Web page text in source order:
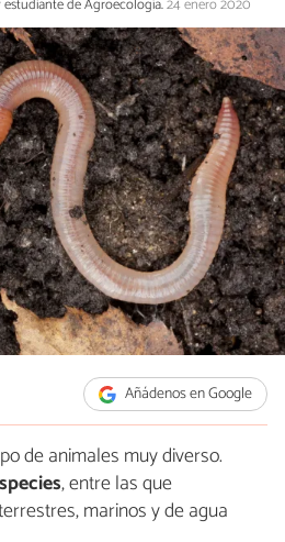
estudiante de Agroecología.24 enero 2020
Añádenos en Google
de animales muy diverso.
, entre las que
marinos y de agua